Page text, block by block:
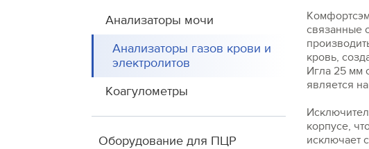
Анализаторы мочи
Анализаторы газов крови и
электролитов
Коагулометры
Оборудование для ПЦР
связанные
кровь,
Игла 25 мм
является
корпусе,
исключает